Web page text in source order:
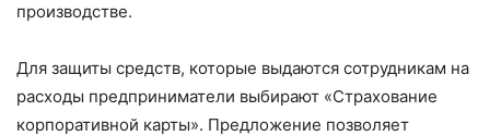
производстве.
Для защиты средств, которые выдаются сотрудникам на
расходы предприниматели выбирают «Страхование
корпоративной карты». Предложение позволяет